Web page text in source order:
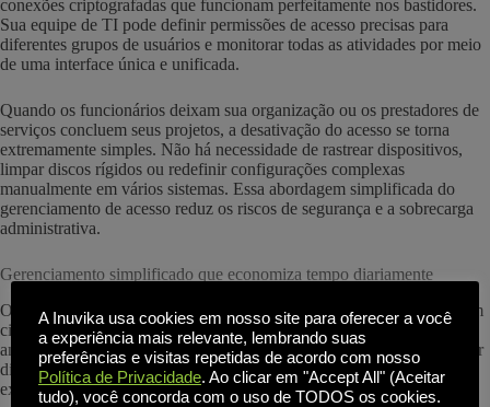
conexões criptografadas que funcionam perfeitamente nos bastidores.
Sua equipe de TI pode definir permissões de acesso precisas para
diferentes grupos de usuários e monitorar todas as atividades por meio
de uma interface única e unificada.
Quando os funcionários deixam sua organização ou os prestadores de
serviços concluem seus projetos, a desativação do acesso se torna
extremamente simples. Não há necessidade de rastrear dispositivos,
limpar discos rígidos ou redefinir configurações complexas
manualmente em vários sistemas. Essa abordagem simplificada do
gerenciamento de acesso reduz os riscos de segurança e a sobrecarga
administrativa.
Gerenciamento simplificado que economiza tempo diariamente
Os ambientes de desktop convencionais prendem sua equipe de TI em
ciclos intermináveis de atualizações de patches, instalações de
antivírus, recriação de imagens e solução de problemas dispositivo por
dispositivo. Cada endpoint se torna um possível ponto de falha que
exige atenção e manutenção individuais.
A Inuvika usa cookies em nosso site para oferecer a você
a experiência mais relevante, lembrando suas
preferências e visitas repetidas de acordo com nosso
Política de Privacidade. Ao clicar em "Accept All" (Aceitar
tudo), você concorda com o uso de TODOS os cookies.